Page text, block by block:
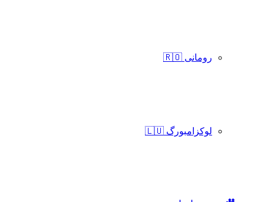
رومانی 🇷🇴
لوکزامبورگ 🇱🇺